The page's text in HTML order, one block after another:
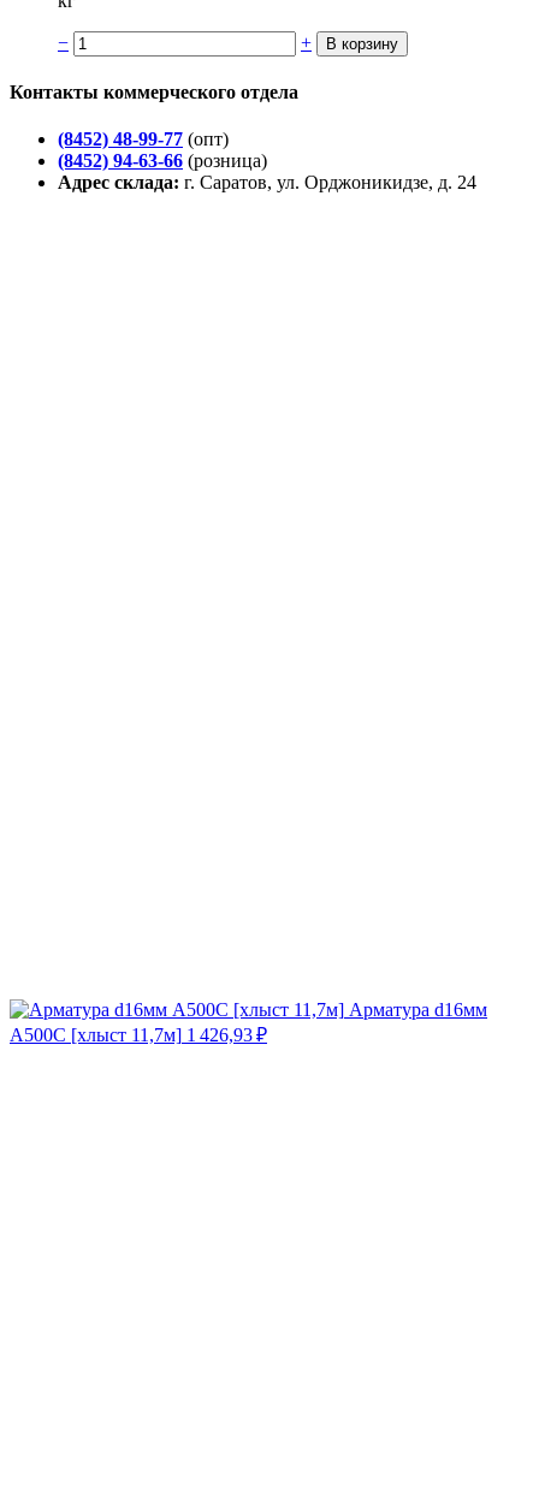
− +
Контакты коммерческого отдела
(8452) 48-99-77 (опт)
(8452) 94-63-66 (розница)
Адрес склада: г. Саратов, ул. Орджоникидзе, д. 24
Арматура d16мм
А500С [хлыст 11,7м] 1 426,93₽